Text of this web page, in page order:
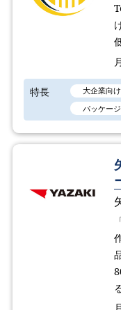
特長 大企業向け
パッケージ